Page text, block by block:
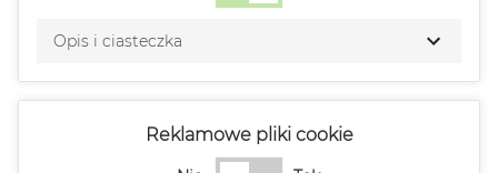
Opis i ciasteczka
Reklamowe pliki cookie